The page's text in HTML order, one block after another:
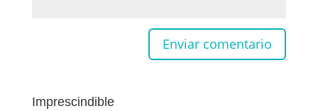
Imprescindible